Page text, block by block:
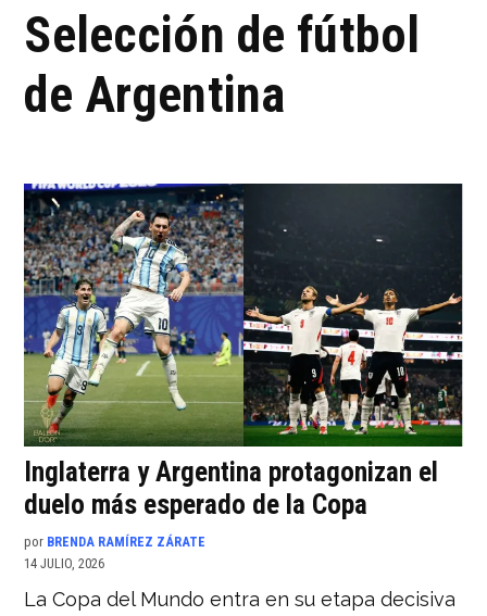
Selección de fútbol
de Argentina
Inglaterra y Argentina protagonizan el
duelo más esperado de la Copa
por BRENDA RAMÍREZ ZÁRATE
14 JULIO, 2026
La Copa del Mundo entra en su etapa decisiva